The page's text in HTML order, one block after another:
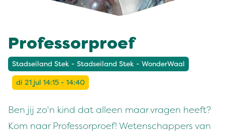
Professorproef
Stadseiland Stek - Stadseiland Stek - WonderWaal
di 21 jul 14:15 - 14:40
Ben jij zo'n kind dat alleen maar vragen heeft?
Kom naar Professorproef! Wetenschappers van